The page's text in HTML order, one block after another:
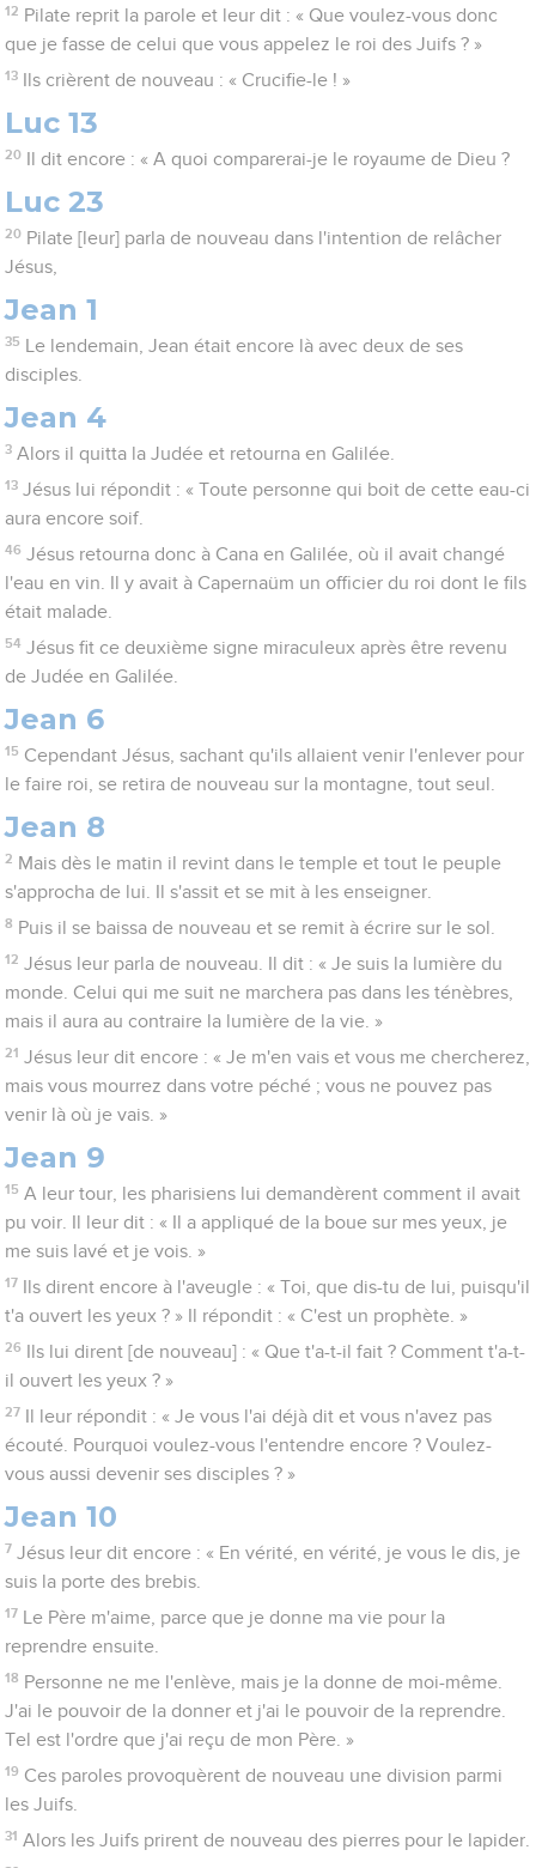
12 Pilate reprit la parole et leur dit : « Que voulez-vous donc
que je fasse de celui que vous appelez le roi des Juifs ? »
13 Ils crièrent de nouveau : « Crucifie-le ! »
Luc 13
20 Il dit encore : « A quoi comparerai-je le royaume de Dieu ?
Luc 23
20 Pilate [leur] parla de nouveau dans l'intention de relâcher
Jésus,
Jean 1
35
Le lendemain, Jean était encore là avec deux de ses
disciples.
Jean 4
3 Alors il quitta la Judée et retourna en Galilée.
13 Jésus lui répondit : « Toute personne qui boit de cette eau-ci
aura encore soif.
46 Jésus retourna donc à Cana en Galilée, où il avait changé
l'eau en vin. Il y avait à Capernaüm un officier du roi dont le fils
était malade.
54 Jésus fit ce deuxième signe miraculeux après être revenu
de Judée en Galilée.
Jean 6
15 Cependant Jésus, sachant qu'ils allaient venir l'enlever pour
le faire roi, se retira de nouveau sur la montagne, tout seul.
Jean 8
2 Mais dès le matin il revint dans le temple et tout le peuple
s'approcha de lui. Il s'assit et se mit à les enseigner.
8 Puis il se baissa de nouveau et se remit à écrire sur le sol.
12 Jésus leur parla de nouveau. Il dit : « Je suis la lumière du
monde. Celui qui me suit ne marchera pas dans les ténèbres,
mais il aura au contraire la lumière de la vie. »
21 Jésus leur dit encore : « Je m'en vais et vous me chercherez,
mais vous mourrez dans votre péché ; vous ne pouvez pas
venir là où je vais. »
Jean 9
15 A leur tour, les pharisiens lui demandèrent comment il avait
pu voir. Il leur dit : « Il a appliqué de la boue sur mes yeux, je
me suis lavé et je vois. »
17
Ils dirent encore à l'aveugle : « Toi, que dis-tu de lui, puisqu'il
t'a ouvert les yeux ? » Il répondit : « C'est un prophète. »
26
Ils lui dirent [de nouveau] : « Que t'a-t-il fait ? Comment t'a-t-
il ouvert les yeux ? »
27
Il leur répondit : « Je vous l'ai déjà dit et vous n'avez pas
écouté. Pourquoi voulez-vous l'entendre encore ? Voulez-
vous aussi devenir ses disciples ? »
Jean 10
7 Jésus leur dit encore : « En vérité, en vérité, je vous le dis, je
suis la porte des brebis.
17
Le Père m'aime, parce que je donne ma vie pour la
reprendre ensuite.
18 Personne ne me l'enlève, mais je la donne de moi-même.
J'ai le pouvoir de la donner et j'ai le pouvoir de la reprendre.
Tel est l'ordre que j'ai reçu de mon Père. »
19 Ces paroles provoquèrent de nouveau une division parmi
les Juifs.
31 Alors les Juifs prirent de nouveau des pierres pour le lapider.